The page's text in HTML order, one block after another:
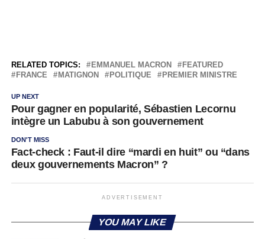
RELATED TOPICS: EMMANUEL MACRON
FEATURED
FRANCE
MATIGNON POLITIQUE PREMIER MINISTRE
UP NEXT
Pour gagner en popularité, Sébastien Lecornu
intègre un Labubu à son gouvernement
DON'T MISS
Fact-check : Faut-il dire “mardi en huit” ou “dans
deux gouvernements Macron” ?
ADVERTISEMENT
YOU MAY LIKE